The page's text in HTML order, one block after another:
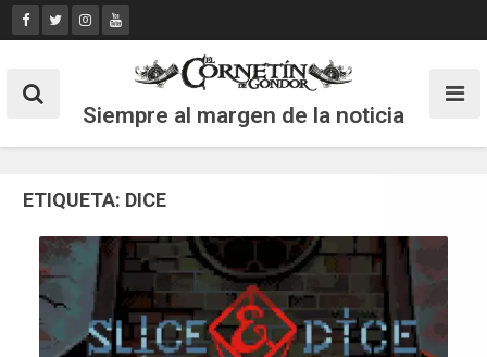
Skip
to
Siempre al margen de la noticia
ETIQUETA: DICE